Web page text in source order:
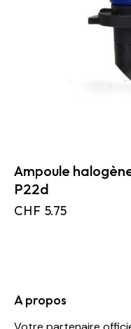
Ampoule
P22d
CHF 5.75
A propos